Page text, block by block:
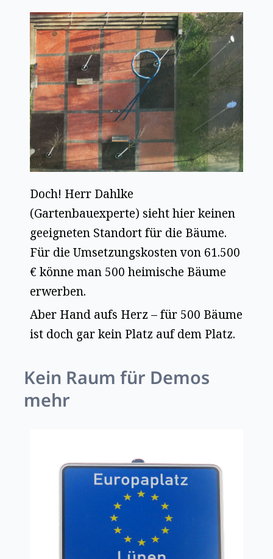
Doch! Herr Dahlke
(Gartenbauexperte) sieht hier keinen
geeigneten Standort für die Bäume.
Für die Umsetzungskosten von 61.500
€ könne man 500 heimische Bäume
erwerben.
Aber Hand aufs Herz – für 500 Bäume
ist doch gar kein Platz auf dem Platz.
Kein Raum für Demos
mehr